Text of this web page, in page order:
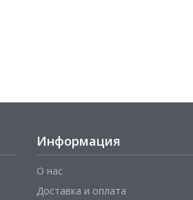
Информация
О нас
Доставка и оплата